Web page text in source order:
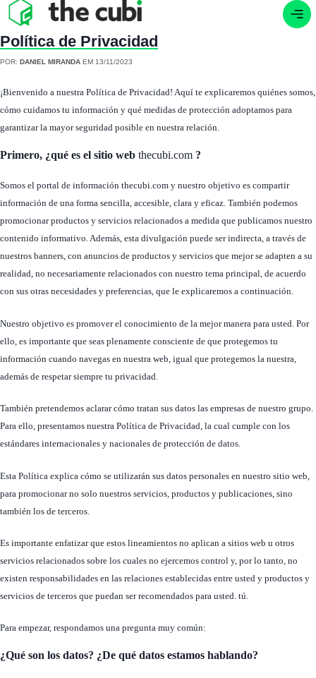
Política de Privacidad
POR: DANIEL MIRANDA EM 13/11/2023
¡Bienvenido a nuestra Política de Privacidad! Aquí te explicaremos quiénes somos,
cómo cuidamos tu información y qué medidas de protección adoptamos para
garantizar la mayor seguridad posible en nuestra relación.
Primero, ¿qué es el sitio web thecubi.com ?
Somos el portal de información thecubi.com y nuestro objetivo es compartir
información de una forma sencilla, accesible, clara y eficaz. También podemos
promocionar productos y servicios relacionados a medida que publicamos nuestro
contenido informativo. Además, esta divulgación puede ser indirecta, a través de
nuestros banners, con anuncios de productos y servicios que mejor se adapten a su
realidad, no necesariamente relacionados con nuestro tema principal, de acuerdo
con sus otras necesidades y preferencias, que le explicaremos a continuación.
Nuestro objetivo es promover el conocimiento de la mejor manera para usted. Por
ello, es importante que seas plenamente consciente de que protegemos tu
información cuando navegas en nuestra web, igual que protegemos la nuestra,
además de respetar siempre tu privacidad.
También pretendemos aclarar cómo tratan sus datos las empresas de nuestro grupo.
Para ello, presentamos nuestra Política de Privacidad, la cual cumple con los
estándares internacionales y nacionales de protección de datos.
Esta Política explica cómo se utilizarán sus datos personales en nuestro sitio web,
para promocionar no solo nuestros servicios, productos y publicaciones, sino
también los de terceros.
Es importante enfatizar que estos lineamientos no aplican a sitios web u otros
servicios relacionados sobre los cuales no ejercemos control y, por lo tanto, no
existen responsabilidades en las relaciones establecidas entre usted y productos y
servicios de terceros que puedan ser recomendados para usted. tú.
Para empezar, respondamos una pregunta muy común:
¿Qué son los datos? ¿De qué datos estamos hablando?